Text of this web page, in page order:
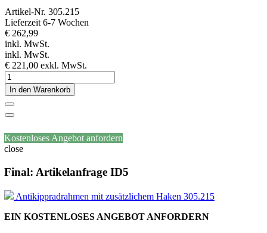
Artikel-Nr. 305.215
Lieferzeit 6-7 Wochen
€ 262,99
inkl. MwSt.
inkl. MwSt.
€ 221,00 exkl. MwSt.
In den Warenkorb
Kostenloses Angebot anfordern
close
Final: Artikelanfrage ID5
Antikippradrahmen mit zusätzlichem Haken 305.215
EIN KOSTENLOSES ANGEBOT ANFORDERN